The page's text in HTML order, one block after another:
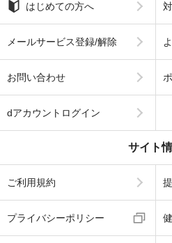
はじめての方へ
メールサービス登録/解除
お問い合わせ
dアカウントログイン
サイト
ご利用規約
プライバシーポリシー